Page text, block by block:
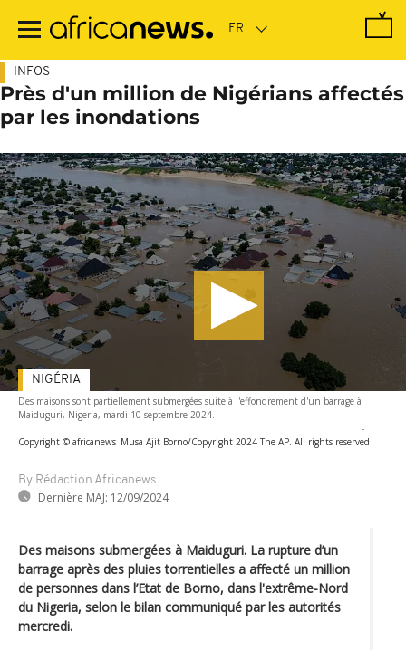
contenu
INFOS
Près d'un million de Nigérians affectés
par les inondations
Des maisons sont partiellement submergées suite à l'effondrement d'un barrage à
Maiduguri, Nigeria, mardi 10 septembre 2024.
-
Copyright © africanews Musa Ajit Borno/Copyright 2024 The AP. All rights reserved
By Rédaction Africanews
Dernière MAJ: 12/09/2024
NIGÉRIA
Des maisons submergées à Maiduguri. La rupture d’un
barrage après des pluies torrentielles a affecté un million
de personnes dans l’Etat de Borno, dans l'extrême-Nord
du Nigeria, selon le bilan communiqué par les autorités
mercredi.